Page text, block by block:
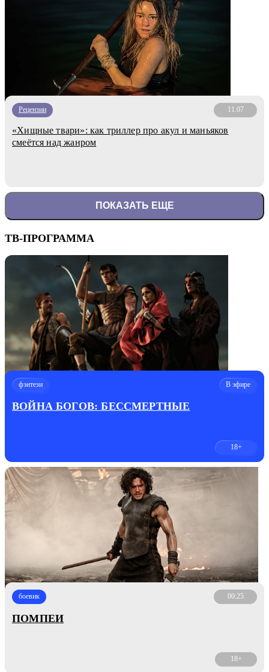
Рецензии 11.07
«Хищные твари»: как триллер про акул и маньяков
смеётся над жанром
ПОКАЗАТЬ ЕЩЕ
ТВ-ПРОГРАММА
фэнтези В эфире
ВОЙНА БОГОВ: БЕССМЕРТНЫЕ
18+
боевик 00:25
ПОМПЕИ
18+